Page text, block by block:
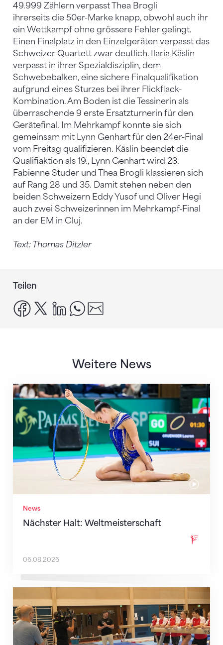
49.999 Zählern verpasst Thea Brogli
ihrerseits die 50er-Marke knapp, obwohl auch ihr
ein Wettkampf ohne grössere Fehler gelingt.
Einen Finalplatz in den Einzelgeräten verpasst das
Schweizer Quartett zwar deutlich. Ilaria Käslin
verpasst in ihrer Spezialdisziplin, dem
Schwebebalken, eine sichere Finalqualifikation
aufgrund eines Sturzes bei ihrer Flickflack-
Kombination. Am Boden ist die Tessinerin als
überraschende 9 erste Ersatzturnerin für den
Gerätefinal. Im Mehrkampf konnte sie sich
gemeinsam mit Lynn Genhart für den 24er-Final
vom Freitag qualifizieren. Käslin beendet die
Qualifiaktion als 19., Lynn Genhart wird 23.
Fabienne Studer und Thea Brogli klassieren sich
auf Rang 28 und 35. Damit stehen neben den
beiden Schweizern Eddy Yusof und Oliver Hegi
auch zwei Schweizerinnen im Mehrkampf-Final
an der EM in Cluj.
Text: Thomas Ditzler
Teilen
facebook
x linkedinwhatsapp
Weitere News
News
Nächster Halt: Weltmeisterschaft
Nächster Halt: Weltmeisterschaft
06.08.2026
Mit klaren Zielen nach Zagreb